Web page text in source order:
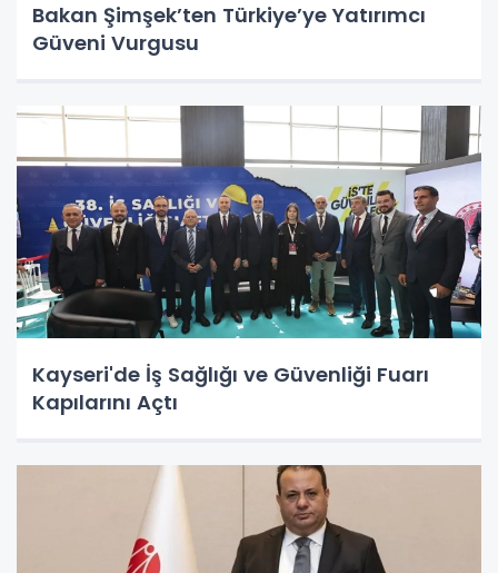
Bakan Şimşek’ten Türkiye’ye Yatırımcı
Güveni Vurgusu
Kayseri'de İş Sağlığı ve Güvenliği Fuarı
Kapılarını Açtı